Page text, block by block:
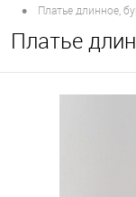
• Платье длинное,
Платье